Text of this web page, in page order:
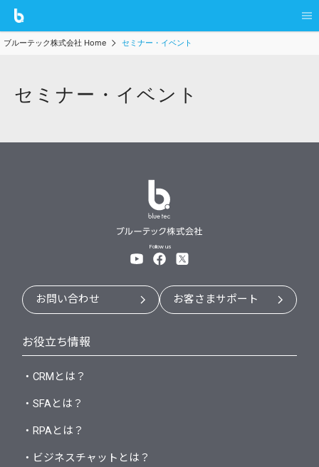
ブルーテック株式会社 Home セミナー・イベント
セミナー・イベント
Follow us
お問い合わせ お客さまサポート
お役立ち情報
・CRMとは？
・SFAとは？
・RPAとは？
・ビジネスチャットとは？